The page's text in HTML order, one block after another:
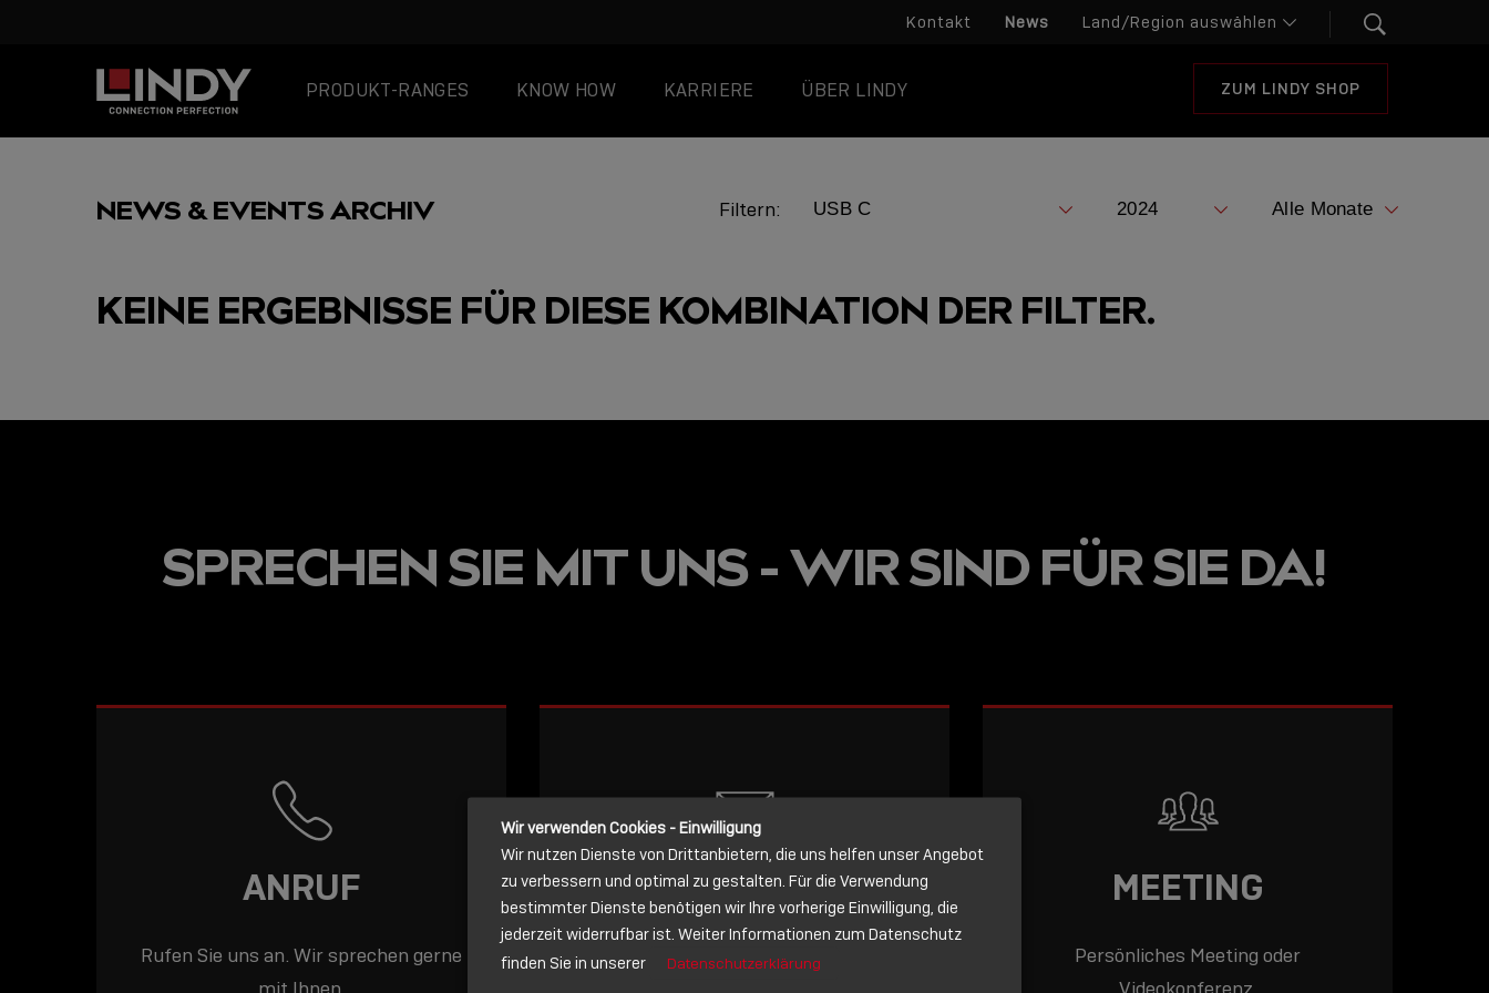
Kontakt News
PRODUKT-RANGES KNOW HOW KARRIERE ÜBER LINDY ZUM LINDY SHOP
NEWS & EVENTS ARCHIV Filtern:
USB-C ÜBER LANGE
DISTANZEN: AKTIVE
BIS 15 M
JETZT ONLINE
VERFÜGBAR: DIE
VERBINDET!
KEINE ERGEBNISSE FÜR DIESE KOMBINATION DER FILTER.
SPRECHEN SIE MIT UNS - WIR SIND FÜR SIE DA!
ANRUF
Rufen Sie uns an. Wir sprechen gerne
NACHRICHT
Schreiben Sie lieber? Dann schicken
MEETING
Persönliches Meeting oder
Wir verwenden Cookies - Einwilligung
Wir nutzen Dienste von Drittanbietern, die uns helfen unser Angebot
zu verbessern und optimal zu gestalten. Für die Verwendung
bestimmter Dienste benötigen wir Ihre vorherige Einwilligung, die
jederzeit widerrufbar ist. Weiter Informationen zum Datenschutz
finden Sie in unserer
Datenschutzerklärung